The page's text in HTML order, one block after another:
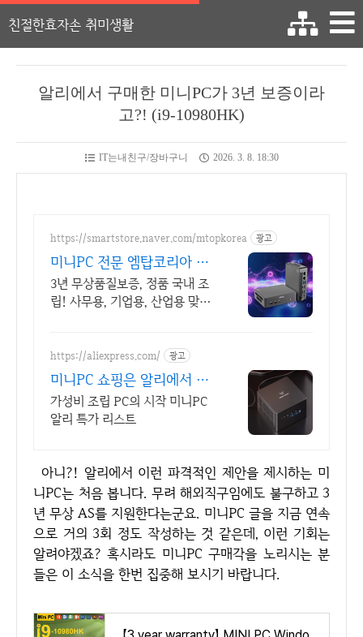
친절한효자손 취미생활
알리에서 구매한 미니PC가 3년 보증이라
고?! (i9-10980HK)
IT는내친구/장바구니 2026. 3. 8. 18:30
https://smartstore.naver.com/mtopkorea 광고
미니PC 전문 엠탑코리아 3
년 무상품질보증 A/S
3년 무상품질보증, 정품 국내 조
립! 사무용, 기업용, 산업용 맞춤
션
https://aliexpress.com/ 광고
미니PC 쇼핑은 알리에서 알
리익스프레스, 최저가 도전
가성비 조립 PC의 시작 미니PC
알리 특가 리스트
아니?! 알리에서 이런 파격적인 제안을 제시하는 미
니PC는 처음 봅니다. 무려 해외직구임에도 불구하고 3
년 무상 AS를 지원한다는군요. 미니PC 글을 지금 연속
으로 거의 3회 정도 작성하는 것 같은데, 이런 기회는
알려야겠죠? 혹시라도 미니PC 구매각을 노리시는 분
들은 이 소식을 한번 집중해 보시기 바랍니다.